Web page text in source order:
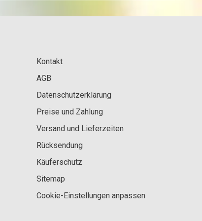
Kontakt
AGB
Datenschutzerklärung
Preise und Zahlung
Versand und Lieferzeiten
Rücksendung
Käuferschutz
Sitemap
Cookie-Einstellungen anpassen